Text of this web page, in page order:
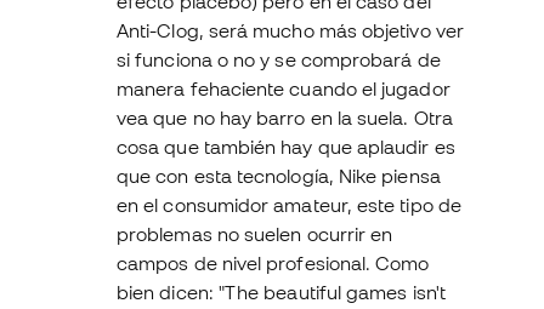
Anti-Clog, será mucho más objetivo ver
si funciona o no y se comprobará de
manera fehaciente cuando el jugador
vea que no hay barro en la suela. Otra
cosa que también hay que aplaudir es
que con esta tecnología, Nike piensa
en el consumidor amateur, este tipo de
problemas no suelen ocurrir en
campos de nivel profesional. Como
bien dicen: "The beautiful games isn't